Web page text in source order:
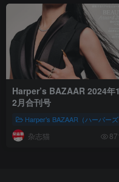
Harper’s BAZAAR 2024年
2月合刊号
Harper’s BAZAAR（ハーパーズ
杂志猫